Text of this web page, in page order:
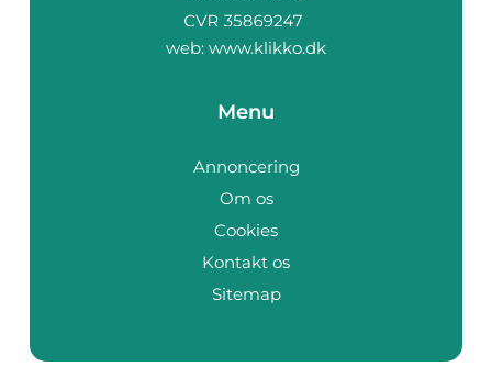
web: www.klikko.dk
Menu
Annoncering
Om os
Cookies
Kontakt os
Sitemap